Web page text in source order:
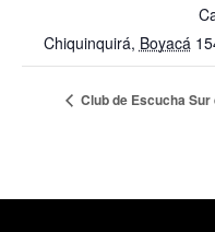
Chiquinquirá, Boyacá
Club de Escucha